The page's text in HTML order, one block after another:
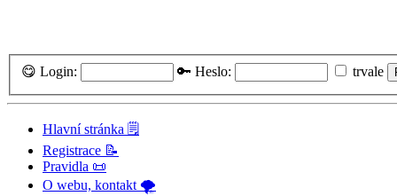
😋 Login: 🔑 Heslo: trvale
Hlavní stránka 🗒️
Registrace 📝
Pravidla 📜
O webu, kontakt 🌪️